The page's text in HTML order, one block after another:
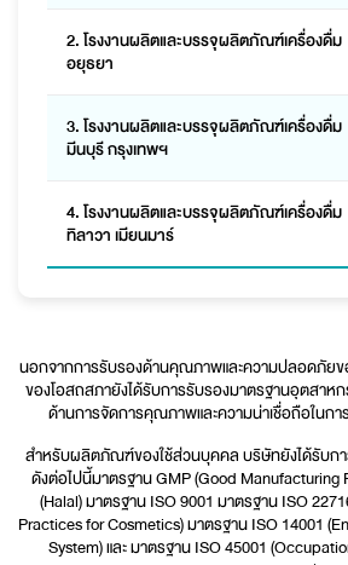
2. โรงงานผลิตและบรรจุผลิตภัณฑ์เครื่องดื่ม
อยุธยา
3. โรงงานผลิตและบรรจุผลิตภัณฑ์เครื่องดื่ม
มีนบุรี กรุงเทพฯ
4. โรงงานผลิตและบรรจุผลิตภัณฑ์เครื่องดื่ม
ทิลาวา เมียนมาร์
นอกจากการรับรองด้านคุณภาพและความปลอดภัย
ของโอสถสภายังได้รับการรับรองมาตรฐานอุตสาห
ด้านการจัดการคุณภาพและความน่าเชื่อถือในก
สำหรับผลิตภัณฑ์ของใช้ส่วนบุคคล บริษัทยังได้รับกา
ดังต่อไปนี้มาตรฐาน GMP (Good Manufacturing
(Halal) มาตรฐาน ISO 9001 มาตรฐาน ISO
Practices for Cosmetics) มาตรฐาน ISO 14001
System) และ มาตรฐาน ISO 45001